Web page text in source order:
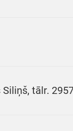
tālr.